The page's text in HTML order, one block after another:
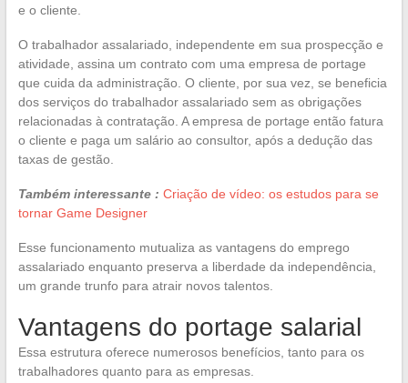
e o cliente.
O trabalhador assalariado, independente em sua prospecção e
atividade, assina um contrato com uma empresa de portage
que cuida da administração. O cliente, por sua vez, se beneficia
dos serviços do trabalhador assalariado sem as obrigações
relacionadas à contratação. A empresa de portage então fatura
o cliente e paga um salário ao consultor, após a dedução das
taxas de gestão.
Também interessante : Criação de vídeo: os estudos para se
tornar Game Designer
Esse funcionamento mutualiza as vantagens do emprego
assalariado enquanto preserva a liberdade da independência,
um grande trunfo para atrair novos talentos.
Vantagens do portage salarial
Essa estrutura oferece numerosos benefícios, tanto para os
trabalhadores quanto para as empresas.